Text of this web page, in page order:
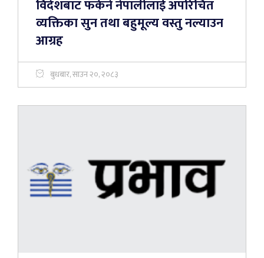
विदेशबाट फर्कने नेपालीलाई अपरिचित
व्यक्तिका सुन तथा बहुमूल्य वस्तु नल्याउन
आग्रह
बुधबार, साउन २०, २०८३